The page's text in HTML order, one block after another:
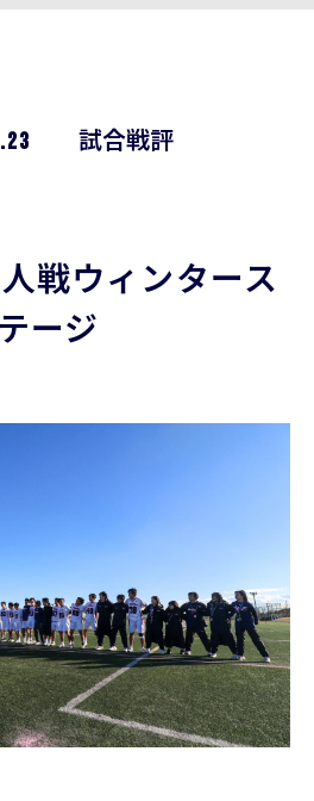
試合戦評
戦ウィンタース
テージ